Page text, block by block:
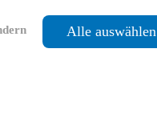
Alle auswählen